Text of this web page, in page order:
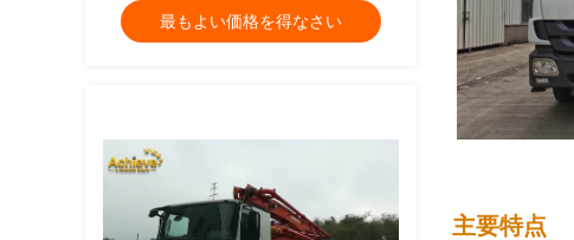
最もよい価格を得なさい
主要特点